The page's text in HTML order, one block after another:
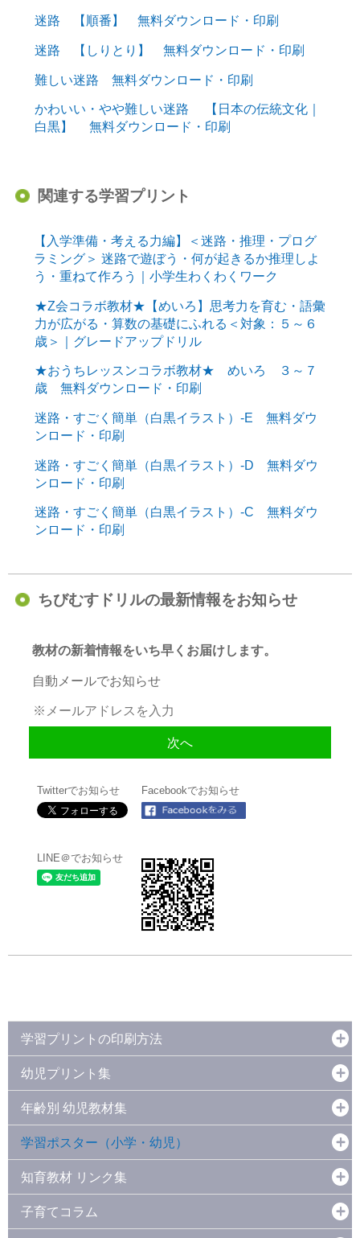
迷路 【順番】 無料ダウンロード・印刷
迷路 【しりとり】 無料ダウンロード・印刷
難しい迷路 無料ダウンロード・印刷
かわいい・やや難しい迷路 【日本の伝統文化｜
白黒】 無料ダウンロード・印刷
関連する学習プリント
【入学準備・考える力編】＜迷路・推理・プログ
ラミング＞ 迷路で遊ぼう・何が起きるか推理しよ
う・重ねて作ろう｜小学生わくわくワーク
★Z会コラボ教材★【めいろ】思考力を育む・語彙
力が広がる・算数の基礎にふれる＜対象：５～６
歳＞｜グレードアップドリル
★おうちレッスンコラボ教材★ めいろ ３～７
歳 無料ダウンロード・印刷
迷路・すごく簡単（白黒イラスト）-E 無料ダウ
ンロード・印刷
迷路・すごく簡単（白黒イラスト）-D 無料ダウ
ンロード・印刷
迷路・すごく簡単（白黒イラスト）-C 無料ダウ
ンロード・印刷
ちびむすドリルの最新情報をお知らせ
教材の新着情報をいち早くお届けします。
自動メールでお知らせ
Twitterでお知らせ Facebookでお知らせ
LINE＠でお知らせ
学習プリントの印刷方法
幼児プリント集
年齢別 幼児教材集
学習ポスター（小学・幼児）
知育教材 リンク集
子育てコラム